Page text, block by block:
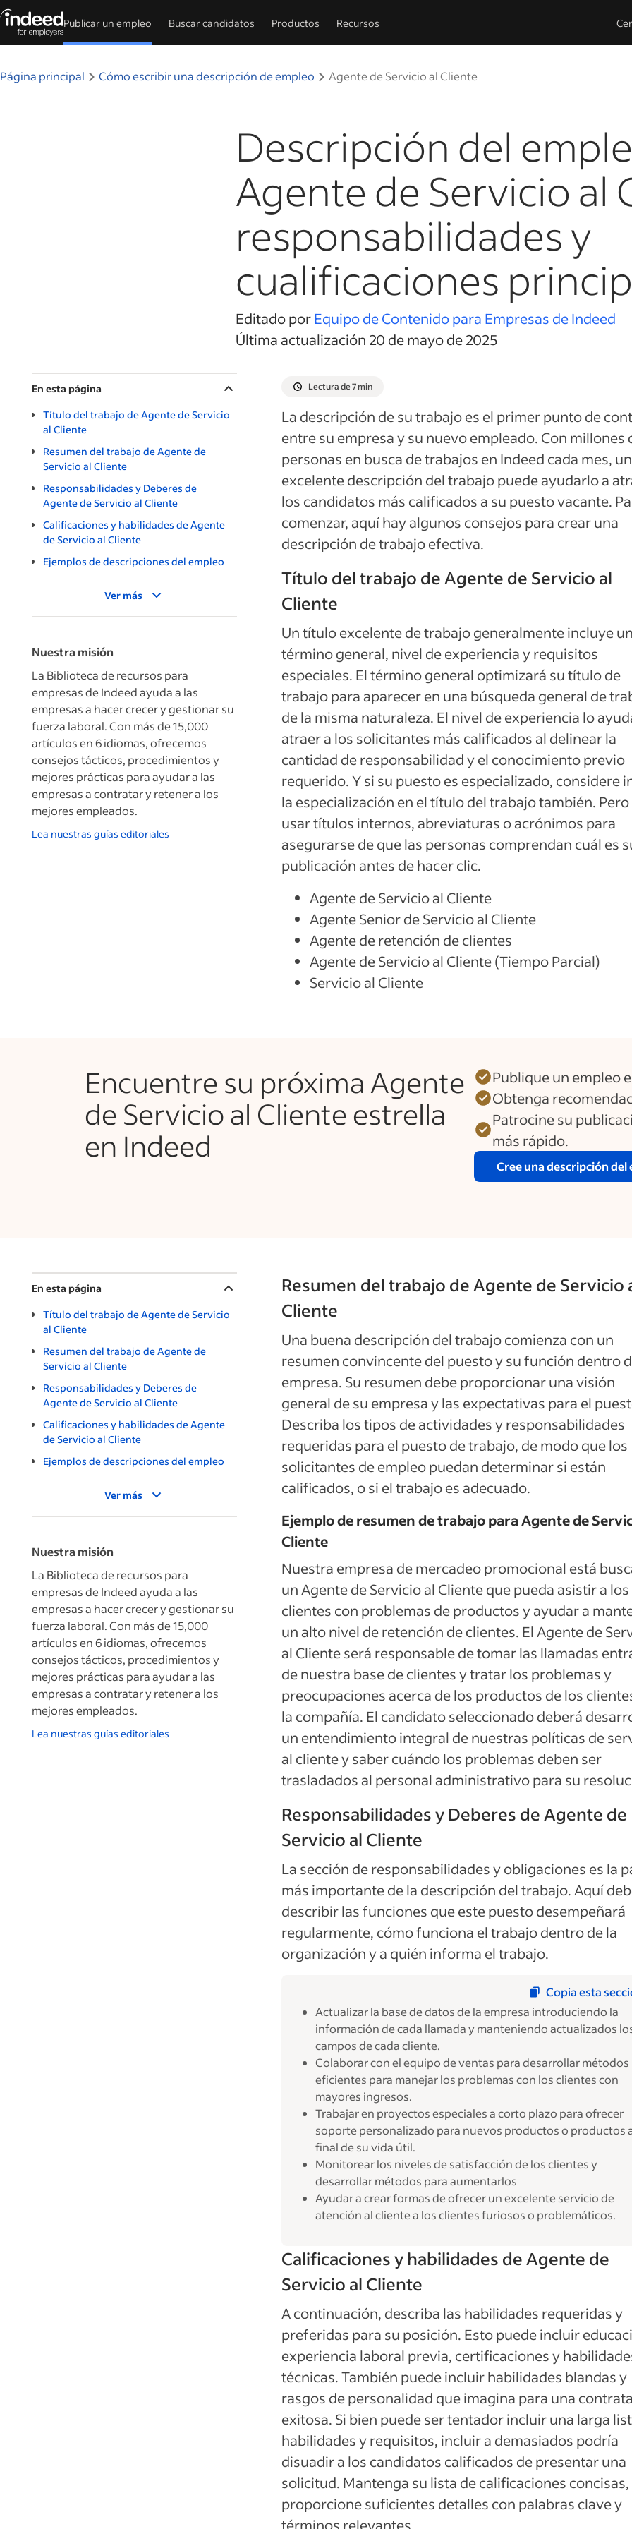
Publicar un empleo Buscar candidatos Productos Recursos
Página principal
Cómo escribir una descripción de empleo Agente de Servicio al Cliente
Descripción del
Agente de Servicio al
responsabilidades y
cualificaciones
Editado porEquipo de Contenido para Empresas de Indeed
Última actualización 20 de mayo de 2025
En esta página
Título del trabajo de Agente de Servicio
al Cliente
Resumen del trabajo de Agente de
Servicio al Cliente
Responsabilidades y Deberes de
Agente de Servicio al Cliente
Calificaciones y habilidades de Agente
de Servicio al Cliente
Ejemplos de descripciones del empleo
Ver más
Nuestra misión
La Biblioteca de recursos para
empresas de Indeed ayuda a las
empresas a hacer crecer y gestionar su
fuerza laboral. Con más de 15,000
artículos en 6 idiomas, ofrecemos
consejos tácticos, procedimientos y
mejores prácticas para ayudar a las
empresas a contratar y retener a los
mejores empleados.
Lea nuestras guías editoriales
Lectura de 7 min
La descripción de su trabajo es el primer punto de
entre su empresa y su nuevo empleado. Con millones
personas en busca de trabajos en Indeed cada mes,
excelente descripción del trabajo puede ayudarlo a
los candidatos más calificados a su puesto vacante.
comenzar, aquí hay algunos consejos para crear una
descripción de trabajo efectiva.
Título del trabajo de Agente de Servicio al
Cliente
Un título excelente de trabajo generalmente incluye un
término general, nivel de experiencia y requisitos
especiales. El término general optimizará su título de
trabajo para aparecer en una búsqueda general de
de la misma naturaleza. El nivel de experiencia lo
atraer a los solicitantes más calificados al delinear la
cantidad de responsabilidad y el conocimiento previo
requerido. Y si su puesto es especializado, considere
la especialización en el título del trabajo también.
usar títulos internos, abreviaturas o acrónimos para
asegurarse de que las personas comprendan cuál es
publicación antes de hacer clic.
Agente de Servicio al Cliente
Agente Senior de Servicio al Cliente
Agente de retención de clientes
Agente de Servicio al Cliente (Tiempo Parcial)
Servicio al Cliente
Encuentre su próxima Agente
de Servicio al Cliente estrella
en Indeed
Publique un empleo
Obtenga
Patrocine su
más rápido.
Cree una descripción del
En esta página
Título del trabajo de Agente de Servicio
al Cliente
Resumen del trabajo de Agente de
Servicio al Cliente
Responsabilidades y Deberes de
Agente de Servicio al Cliente
Calificaciones y habilidades de Agente
de Servicio al Cliente
Ejemplos de descripciones del empleo
Ver más
Nuestra misión
La Biblioteca de recursos para
empresas de Indeed ayuda a las
empresas a hacer crecer y gestionar su
fuerza laboral. Con más de 15,000
artículos en 6 idiomas, ofrecemos
consejos tácticos, procedimientos y
mejores prácticas para ayudar a las
empresas a contratar y retener a los
mejores empleados.
Lea nuestras guías editoriales
Resumen del trabajo de Agente de Servicio
Cliente
Una buena descripción del trabajo comienza con un
resumen convincente del puesto y su función dentro
empresa. Su resumen debe proporcionar una visión
general de su empresa y las expectativas para el
Describa los tipos de actividades y responsabilidades
requeridas para el puesto de trabajo, de modo que los
solicitantes de empleo puedan determinar si están
calificados, o si el trabajo es adecuado.
Ejemplo de resumen de trabajo para Agente de
Cliente
Nuestra empresa de mercadeo promocional está
un Agente de Servicio al Cliente que pueda asistir a los
clientes con problemas de productos y ayudar a
un alto nivel de retención de clientes. El Agente de
al Cliente será responsable de tomar las llamadas
de nuestra base de clientes y tratar los problemas y
preocupaciones acerca de los productos de los
la compañía. El candidato seleccionado deberá
un entendimiento integral de nuestras políticas de
al cliente y saber cuándo los problemas deben ser
trasladados al personal administrativo para su
Responsabilidades y Deberes de Agente de
Servicio al Cliente
La sección de responsabilidades y obligaciones es la
más importante de la descripción del trabajo. Aquí
describir las funciones que este puesto desempeñará
regularmente, cómo funciona el trabajo dentro de la
organización y a quién informa el trabajo.
Copia esta
Actualizar la base de datos de la empresa introduciendo la
información de cada llamada y manteniendo actualizados
campos de cada cliente.
Colaborar con el equipo de ventas para desarrollar métodos
eficientes para manejar los problemas con los clientes con
mayores ingresos.
Trabajar en proyectos especiales a corto plazo para ofrecer
soporte personalizado para nuevos productos o productos
final de su vida útil.
Monitorear los niveles de satisfacción de los clientes y
desarrollar métodos para aumentarlos
Ayudar a crear formas de ofrecer un excelente servicio de
atención al cliente a los clientes furiosos o problemáticos.
Calificaciones y habilidades de Agente de
Servicio al Cliente
A continuación, describa las habilidades requeridas y
preferidas para su posición. Esto puede incluir
experiencia laboral previa, certificaciones y
técnicas. También puede incluir habilidades blandas y
rasgos de personalidad que imagina para una
exitosa. Si bien puede ser tentador incluir una larga
habilidades y requisitos, incluir a demasiados podría
disuadir a los candidatos calificados de presentar una
solicitud. Mantenga su lista de calificaciones
proporcione suficientes detalles con palabras clave y
términos relevantes.